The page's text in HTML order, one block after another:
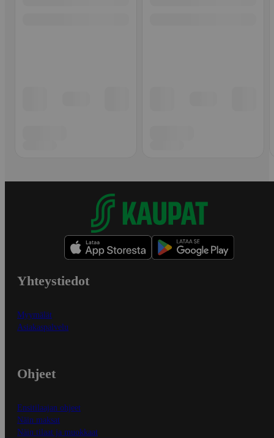
Yhteystiedot
Myymälät
Asiakaspalvelu
Ohjeet
Ensitilaajan ohjeet
Näin maksat
Näin tilaat ja muokkaat